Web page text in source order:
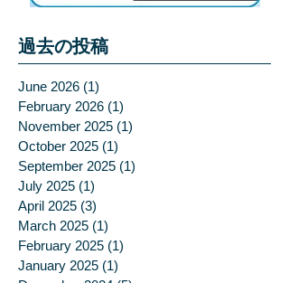
過去の投稿
June 2026 (1)1 post
February 2026 (1) 1 post
November 2025 (1)1 post
October 2025
1 post
September 2025
July 2025 (1)1 post
April 2025 (3)3 posts
March 2025 (1)1 post
February 2025 (1)1 post